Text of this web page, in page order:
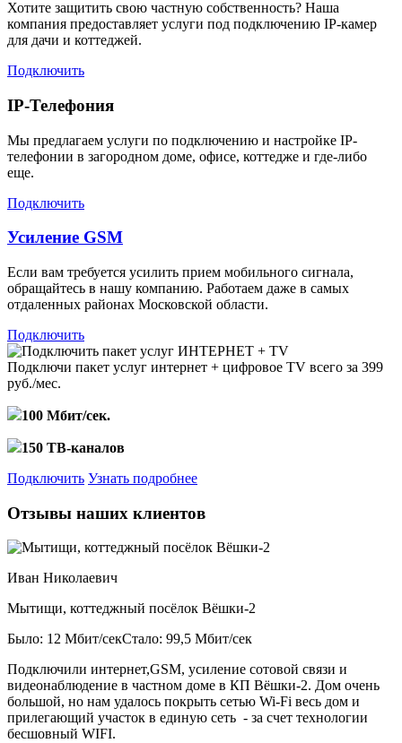
Хотите защитить свою частную собственность? Наша
компания предоставляет услуги под подключению IP-камер
для дачи и коттеджей.
Подключить
IP-Телефония
Мы предлагаем услуги по подключению и настройке IP-
телефонии в загородном доме, офисе, коттедже и где-либо
еще.
Подключить
Усиление GSM
Если вам требуется усилить прием мобильного сигнала,
обращайтесь в нашу компанию. Работаем даже в самых
отдаленных районах Московской области.
Подключить
Подключи пакет услуг интернет + цифровое TV всего за 399
руб./мес.
100 Мбит/сек.
150 ТВ-каналов
Подключить Узнать подробнее
Отзывы наших клиентов
Иван Николаевич
Мытищи, коттеджный посёлок Вёшки-2
Было: 12 Мбит/секСтало: 99,5 Мбит/сек
Подключили интернет,GSM, усиление сотовой связи и
видеонаблюдение в частном доме в КП Вёшки-2. Дом очень
большой, но нам удалось покрыть сетью Wi-Fi весь дом и
прилегающий участок в единую сеть - за счет технологии
бесшовный WIFI.